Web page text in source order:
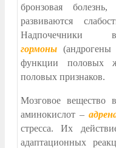
бронзовая
развиваются
гормоны
функции половых
половых признаков.
Мозговое вещество
аминокислот –
стресса. Их
адаптационных